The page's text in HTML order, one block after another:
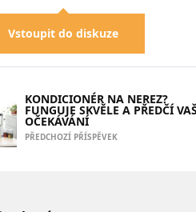
Vstoupit do diskuze
KONDICIONÉR NA NEREZ?
FUNGUJE SKVĚLE A PŘEDČÍ
OČEKÁVÁNÍ
PŘEDCHOZÍ PŘÍSPĚVEK